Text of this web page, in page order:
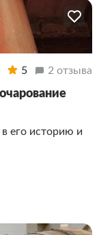
5 2 отзыва
его историю и